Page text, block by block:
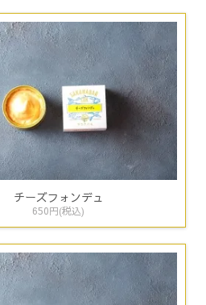
チーズフォンデュ
650円(税込)